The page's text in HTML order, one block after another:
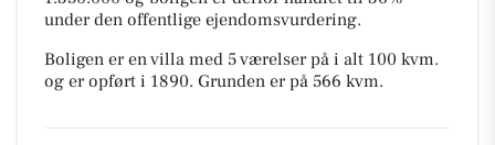
under den offentlige ejendomsvurdering.
Boligen er en villa med 5 værelser på i alt 100 kvm.
og er opført i 1890. Grunden er på 566 kvm.